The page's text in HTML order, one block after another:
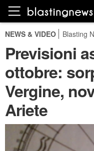
NEWS & VIDEO Blasting
Previsioni
ottobre:
Vergine,
Ariete